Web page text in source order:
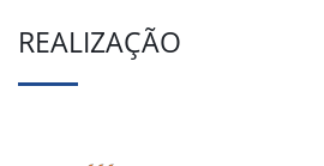
REALIZAÇÃO